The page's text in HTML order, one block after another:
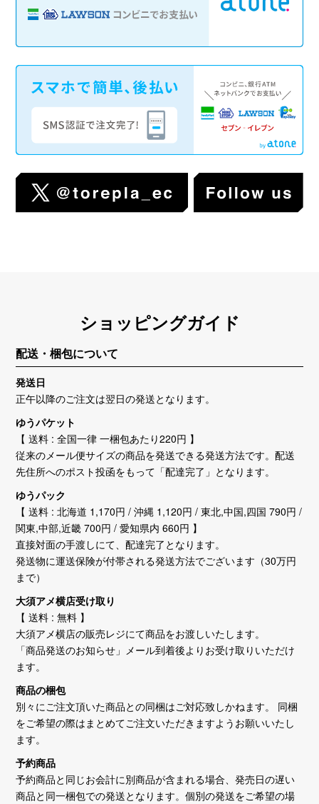
ショッピングガイド
配送・梱包について
発送日
正午以降のご注文は翌日の発送となります。
ゆうパケット
【 送料 : 全国一律 一梱包あたり220円 】
従来のメール便サイズの商品を発送できる発送方法です。配送
先住所へのポスト投函をもって「配達完了」となります。
ゆうパック
【 送料 : 北海道 1,170円 / 沖縄 1,120円 / 東北,中国,四国 790円 /
関東,中部,近畿 700円 / 愛知県内 660円 】
直接対面の手渡しにて、配達完了となります。
発送物に運送保険が付帯される発送方法でございます（30万円
まで）
大須アメ横店受け取り
【 送料 : 無料 】
大須アメ横店の販売レジにて商品をお渡しいたします。
「商品発送のお知らせ」メール到着後よりお受け取りいただけ
ます。
商品の梱包
別々にご注文頂いた商品との同梱はご対応致しかねます。 同梱
をご希望の際はまとめてご注文いただきますようお願いいたし
ます。
予約商品
予約商品と同じお会計に別商品が含まれる場合、発売日の遅い
商品と同一梱包での発送となります。個別の発送をご希望の場